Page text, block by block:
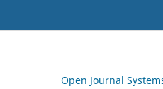
Open Journal